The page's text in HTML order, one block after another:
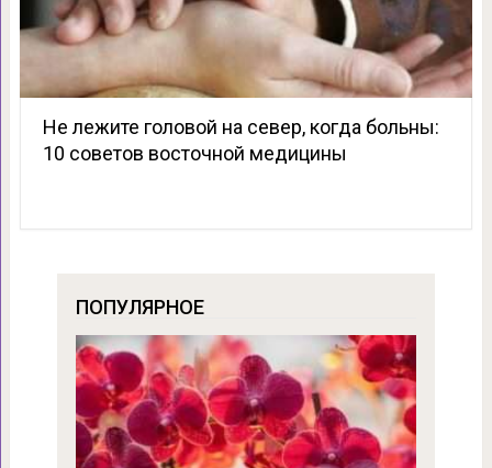
Не лежите головой на север, когда больны:
10 советов восточной медицины
ПОПУЛЯРНОЕ